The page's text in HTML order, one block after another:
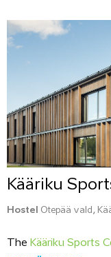
Kääriku
Hostel Otepää vald,
The Kääriku Sports